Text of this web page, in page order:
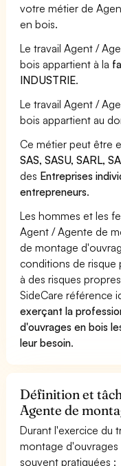
votre métier de
en bois.
Le travail Agent /
bois appartient à la
INDUSTRIE.
Le travail Agent /
bois appartient au
Ce métier peut être
SAS, SASU, SARL,
des Entreprises
entrepreneurs.
Les hommes et les
Agent / Agente de
de montage
conditions de risque
à des risques
SideCare référence
exerçant la
d'ouvrages en bois
leur besoin.
Définition et
Agente de
Durant l'exercice du
montage
souvent pratiquées :